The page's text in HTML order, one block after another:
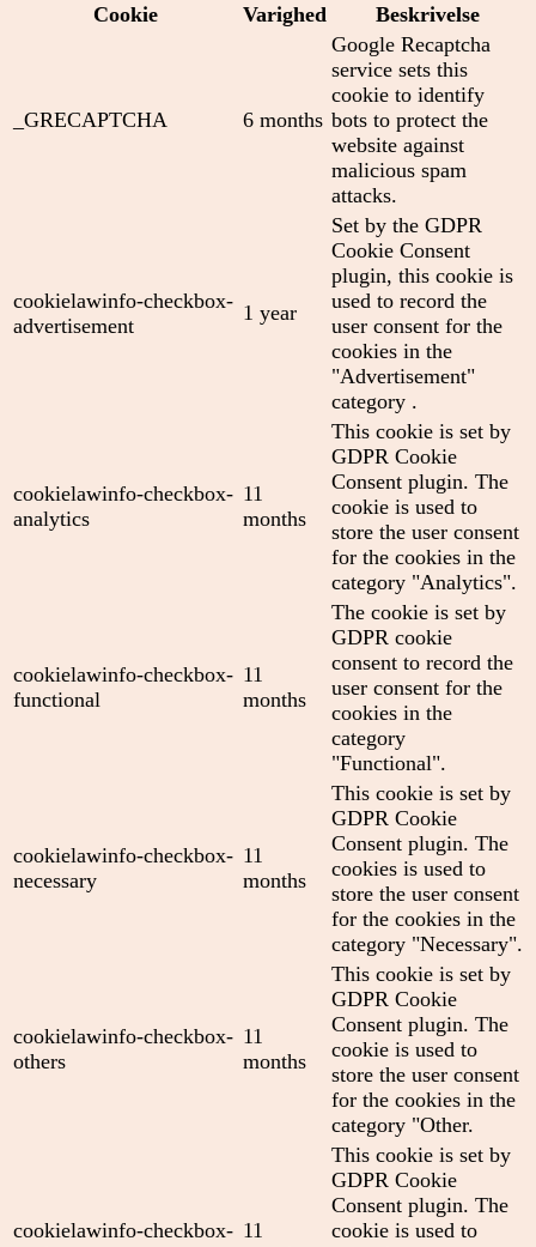
Cookie
Varighed Beskrivelse
_GRECAPTCHA 6 months
Google Recaptcha
service sets this
cookie to identify
bots to protect the
website against
malicious spam
attacks.
cookielawinfo-checkbox-
advertisement
1 year
Set by the GDPR
Cookie Consent
plugin, this cookie is
used to record the
user consent for the
cookies in the
"Advertisement"
category .
cookielawinfo-checkbox-
analytics
11
months
This cookie is set by
GDPR Cookie
Consent plugin. The
cookie is used to
store the user consent
for the cookies in the
category "Analytics".
cookielawinfo-checkbox-
functional
11
months
The cookie is set by
GDPR cookie
consent to record the
user consent for the
cookies in the
category
"Functional".
cookielawinfo-checkbox-
necessary
11
months
This cookie is set by
GDPR Cookie
Consent plugin. The
cookies is used to
store the user consent
for the cookies in the
category "Necessary".
cookielawinfo-checkbox-
others
11
months
This cookie is set by
GDPR Cookie
Consent plugin. The
cookie is used to
store the user consent
for the cookies in the
category "Other.
cookielawinfo-checkbox- 11
This cookie is set by
GDPR Cookie
Consent plugin. The
cookie is used to